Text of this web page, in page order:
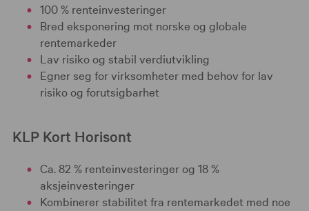
100 % renteinvesteringer
Bred eksponering mot norske og globale
rentemarkeder
Lav risiko og stabil verdiutvikling
Egner seg for virksomheter med behov for lav
risiko og forutsigbarhet
KLP Kort Horisont
Ca. 82 % renteinvesteringer og 18 %
aksjeinvesteringer
Kombinerer stabilitet fra rentemarkedet med noe